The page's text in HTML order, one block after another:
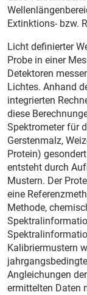
Extinktions- bzw.
Licht definierter
Probe in einer
Detektoren
Lichtes. Anhand
integrierten
diese
Spektrometer für
Gerstenmalz,
Protein)
entsteht durch
Mustern. Der
eine
Methode,
Kalibriermustern
Angleichungen
ermittelten Daten